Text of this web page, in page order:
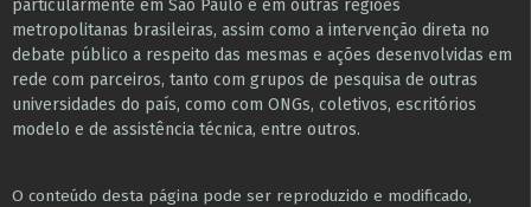
particularmente em São Paulo e ​em outras regiões
metropolitanas brasileiras, assim como a intervenção direta no
debate público a respeito das mesmas e ações desenvolvidas em
r​e​de com parceiros, tanto com grupos de pesquisa ​de outras
universidades do país, como com ONGs, coletivos, escritórios
modelo e de assistência técnica​, entre outros​.
O conteúdo desta página pode ser reproduzido e modificado,